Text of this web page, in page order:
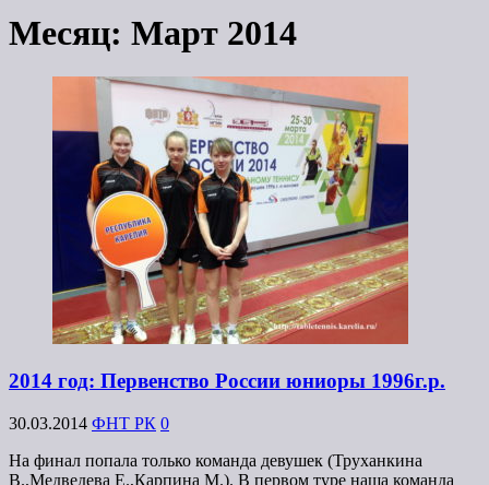
Месяц: Март 2014
2014 год: Первенство России юниоры 1996г.р.
30.03.2014 ФНТ РК 0
На финал попала только команда девушек (Труханкина
В.,Медведева Е.,Карпина М.). В первом туре наша команда